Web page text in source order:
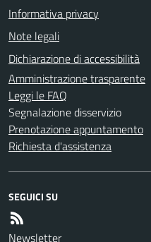
Informativa privacy
Note legali
Dichiarazione di accessibilità
Amministrazione trasparente
Leggi le FAQ
Segnalazione disservizio
Prenotazione appuntamento
Richiesta d'assistenza
SEGUICI SU
Newsletter